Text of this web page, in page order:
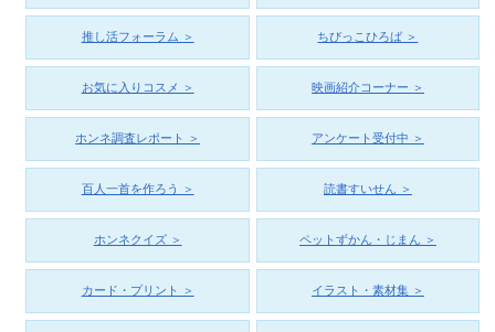
推し活フォーラム ＞ ちびっこひろば ＞
お気に入りコスメ ＞ 映画紹介コーナー ＞
ホンネ調査レポート ＞ アンケート受付中 ＞
百人一首を作ろう ＞ 読書すいせん ＞
ホンネクイズ ＞ ペットずかん・じまん ＞
カード・プリント ＞ イラスト・素材集 ＞